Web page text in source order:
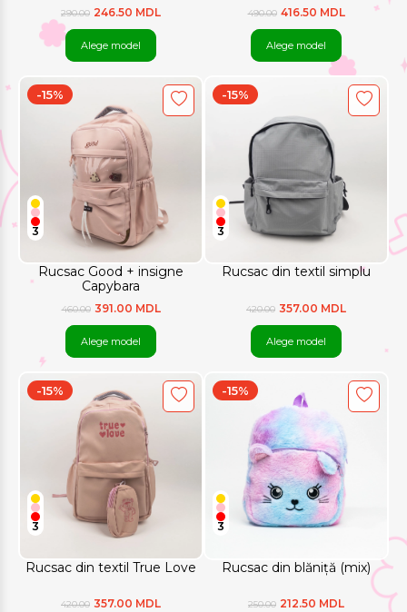
290.00 246.50 MDL
Alege model
490.00 416.50 MDL
Alege model
Rucsac Good + insigne
Capybara
-15%
3
460.00 391.00 MDL
Alege model
Rucsac din textil simplu
-15%
3
420.00 357.00 MDL
Alege model
Rucsac din textil True Love
-15%
3
420.00 357.00 MDL
Rucsac din blăniță (mix)
-15%
3
250.00 212.50 MDL